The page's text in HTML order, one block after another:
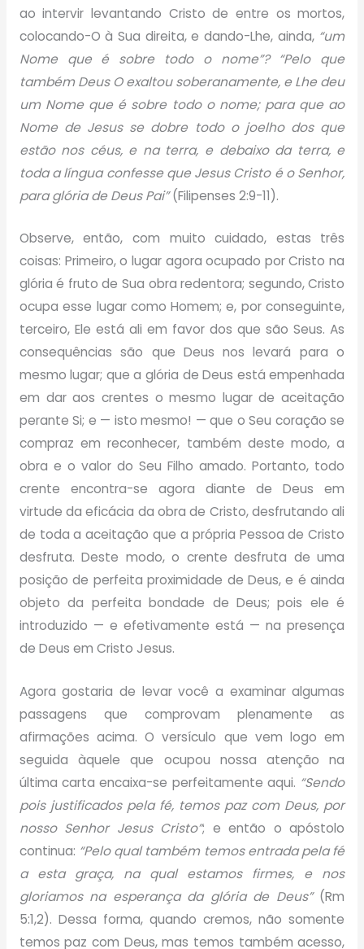
ao intervir levantando Cristo de entre os mortos,
colocando-O à Sua direita, e dando-Lhe, ainda, “um
Nome que é sobre todo o nome”? “Pelo que
também Deus O exaltou soberanamente, e Lhe deu
um Nome que é sobre todo o nome; para que ao
Nome de Jesus se dobre todo o joelho dos que
estão nos céus, e na terra, e debaixo da terra, e
toda a língua confesse que Jesus Cristo é o Senhor,
para glória de Deus Pai”(Filipenses 2:9-11).
Observe, então, com muito cuidado, estas três
coisas: Primeiro, o lugar agora ocupado por Cristo na
glória é fruto de Sua obra redentora; segundo, Cristo
ocupa esse lugar como Homem; e, por conseguinte,
terceiro, Ele está ali em favor dos que são Seus. As
consequências são que Deus nos levará para o
mesmo lugar; que a glória de Deus está empenhada
em dar aos crentes o mesmo lugar de aceitação
perante Si; e — isto mesmo! — que o Seu coração se
compraz em reconhecer, também deste modo, a
obra e o valor do Seu Filho amado. Portanto, todo
crente encontra-se agora diante de Deus em
virtude da eficácia da obra de Cristo, desfrutando ali
de toda a aceitação que a própria Pessoa de Cristo
desfruta. Deste modo, o crente desfruta de uma
posição de perfeita proximidade de Deus, e é ainda
objeto da perfeita bondade de Deus; pois ele é
introduzido — e efetivamente está — na presença
de Deus em Cristo Jesus.
Agora gostaria de levar você a examinar algumas
passagens que comprovam plenamente as
afirmações acima. O versículo que vem logo em
seguida àquele que ocupou nossa atenção na
última carta encaixa-se perfeitamente aqui. “Sendo
pois justificados pela fé, temos paz com Deus, por
nosso Senhor Jesus Cristo”; e então o apóstolo
continua: “Pelo qual também temos entrada pela fé
a esta graça, na qual estamos firmes, e nos
gloriamos na esperança da glória de Deus”(Rm
5:1,2). Dessa forma, quando cremos, não somente
temos paz com Deus, mas temos também acesso,